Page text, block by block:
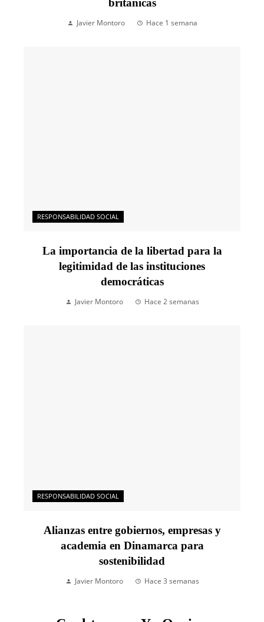
Javier Montoro Hace 1 semana
RESPONSABILIDAD SOCIAL
La importancia de la libertad para la
legitimidad de las instituciones
democráticas
Javier Montoro Hace 2 semanas
RESPONSABILIDAD SOCIAL
Alianzas entre gobiernos, empresas y
academia en Dinamarca para
sostenibilidad
Javier Montoro Hace 3 semanas